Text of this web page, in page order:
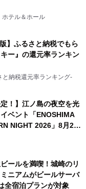
ホテル＆ホール
】ふるさと納税でもら
ー』の還元率ランキン
と納税還元率ランキング-
定！】江ノ島の夜空を光
ベント「ENOSHIMA
NIGHT 2026」8月22
＆受付スタート！
ールを満喫！城崎のリ
ニアムがビールサーバ
全宿泊プランが対象